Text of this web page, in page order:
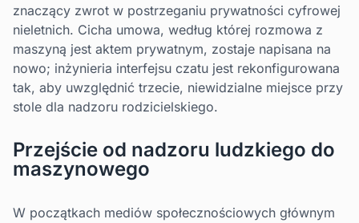
znaczący zwrot w postrzeganiu prywatności cyfrowej
nieletnich. Cicha umowa, według której rozmowa z
maszyną jest aktem prywatnym, zostaje napisana na
nowo; inżynieria interfejsu czatu jest rekonfigurowana
tak, aby uwzględnić trzecie, niewidzialne miejsce przy
stole dla nadzoru rodzicielskiego.
Przejście od nadzoru ludzkiego do
maszynowego
W początkach mediów społecznościowych głównym